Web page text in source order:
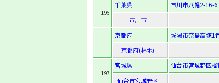
195
千葉県
市川市八幡2-16-6
市川市
京都府
城陽市奈島高塚1
京都府(林地)
197
宮城県
仙台市宮城野区
仙台市宮城野区